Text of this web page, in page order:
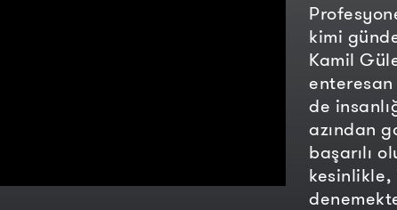
kimi
Kamil
enteresan
de
azından
başarılı
kesinlikle,